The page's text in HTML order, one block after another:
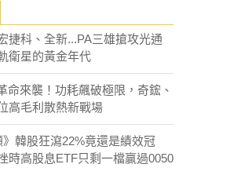
捷科、全新...PA三雄搶攻光通
衛星的黃金年代
命來襲！功耗飆破極限，奇鋐、
高毛利散熱新戰場
》韓股狂瀉22%竟還是績效冠
時高股息ETF只剩一檔贏過0050